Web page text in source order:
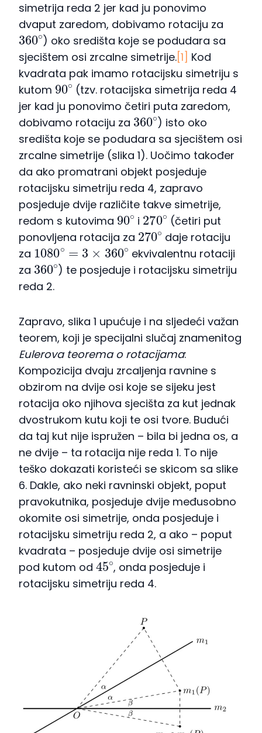
simetrija reda 2 jer kad ju ponovimo
dvaput zaredom, dobivamo rotaciju za
360∘
) oko središta koje se podudara sa
sjecištem osi zrcalne simetrije. [1] Kod
kvadrata pak imamo rotacijsku simetriju s
kutom
90∘
(tzv. rotacijska simetrija reda 4
jer kad ju ponovimo četiri puta zaredom,
dobivamo rotaciju za
360∘
) isto oko
središta koje se podudara sa sjecištem osi
zrcalne simetrije (slika 1). Uočimo također
da ako promatrani objekt posjeduje
rotacijsku simetriju reda 4, zapravo
posjeduje dvije različite takve simetrije,
redom s kutovima
90∘
i
270∘
(četiri put
ponovljena rotacija za
270∘
daje rotaciju
za
1080∘= 3×360∘
ekvivalentnu rotaciji
za
360∘
) te posjeduje i rotacijsku simetriju
reda 2.
Zapravo, slika 1 upućuje i na sljedeći važan
teorem, koji je specijalni slučaj znamenitog
Eulerova teorema o rotacijama:
Kompozicija dvaju zrcaljenja ravnine s
obzirom na dvije osi koje se sijeku jest
rotacija oko njihova sjecišta za kut jednak
dvostrukom kutu koji te osi tvore. Budući
da taj kut nije ispružen – bila bi jedna os, a
ne dvije – ta rotacija nije reda 1. To nije
teško dokazati koristeći se skicom sa slike
6. Dakle, ako neki ravninski objekt, poput
pravokutnika, posjeduje dvije međusobno
okomite osi simetrije, onda posjeduje i
rotacijsku simetriju reda 2, a ako – poput
kvadrata – posjeduje dvije osi simetrije
pod kutom od
45∘
, onda posjeduje i
rotacijsku simetriju reda 4.